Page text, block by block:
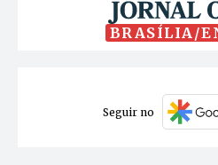
BRASÍLIA/
Seguir no